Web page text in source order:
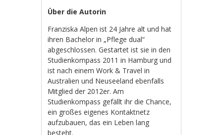
Über die Autorin
Franziska Alpen ist 24 Jahre alt und hat
ihren Bachelor in „Pflege dual“
abgeschlossen. Gestartet ist sie in den
Studienkompass 2011 in Hamburg und
ist nach einem Work & Travel in
Australien und Neuseeland ebenfalls
Mitglied der 2012er. Am
Studienkompass gefällt ihr die Chance,
ein großes eigenes Kontaktnetz
aufzubauen, das ein Leben lang
besteht.